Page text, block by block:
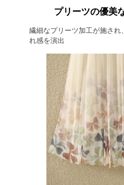
プリーツの優美
繊細なプリーツ加工が施され
れ感を演出